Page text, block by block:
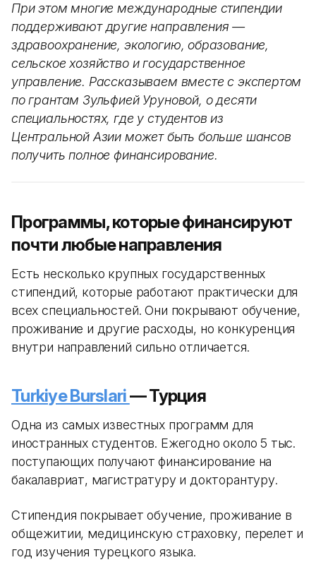
При этом многие международные стипендии
поддерживают другие направления —
здравоохранение, экологию, образование,
сельское хозяйство и государственное
управление. Рассказываем вместе с экспертом
по грантам Зульфией Уруновой, о десяти
специальностях, где у студентов из
Центральной Азии может быть больше шансов
получить полное финансирование.
Программы, которые финансируют
почти любые направления
Есть несколько крупных государственных
стипендий, которые работают практически для
всех специальностей. Они покрывают обучение,
проживание и другие расходы, но конкуренция
внутри направлений сильно отличается.
Turkiye Burslari— Турция
Одна из самых известных программ для
иностранных студентов. Ежегодно около 5 тыс.
поступающих получают финансирование на
бакалавриат, магистратуру и докторантуру.
Стипендия покрывает обучение, проживание в
общежитии, медицинскую страховку, перелет и
год изучения турецкого языка.